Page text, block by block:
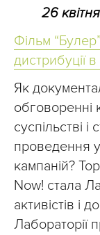
26
Фільм
дистрибуції в
Як
обговоренні
суспільстві
проведення
кампаній?
Now! стала
активістів і
Лабораторії